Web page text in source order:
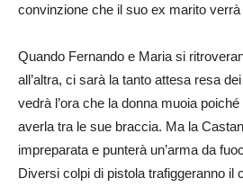
convinzione che il suo ex marito
Quando Fernando e Maria si
all’altra, ci sarà la tanto attesa resa
vedrà l’ora che la donna muoia
averla tra le sue braccia. Ma la
impreparata e punterà un’arma da
Diversi colpi di pistola trafiggeranno il